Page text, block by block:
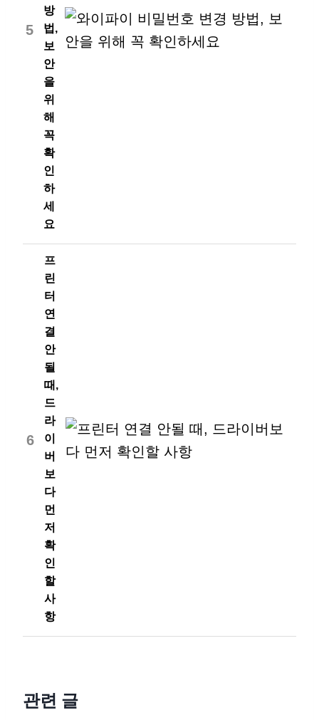
5
방
법,
보
안
을
위
해
꼭
확
인
하
세
요
6
프
린
터
연
결
안
될
때,
드
라
이
버
보
다
먼
저
확
인
할
사
항
관련 글